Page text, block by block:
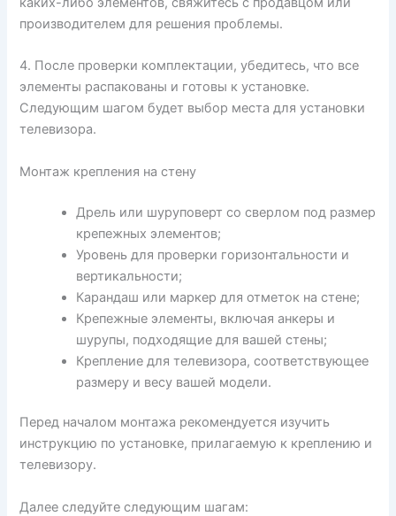
производителем для решения проблемы.
4. После проверки комплектации, убедитесь, что все
элементы распакованы и готовы к установке.
Следующим шагом будет выбор места для установки
телевизора.
Монтаж крепления на стену
Дрель или шуруповерт со сверлом под размер
крепежных элементов;
Уровень для проверки горизонтальности и
вертикальности;
Карандаш или маркер для отметок на стене;
Крепежные элементы, включая анкеры и
шурупы, подходящие для вашей стены;
Крепление для телевизора, соответствующее
размеру и весу вашей модели.
Перед началом монтажа рекомендуется изучить
инструкцию по установке, прилагаемую к креплению и
телевизору.
Далее следуйте следующим шагам: